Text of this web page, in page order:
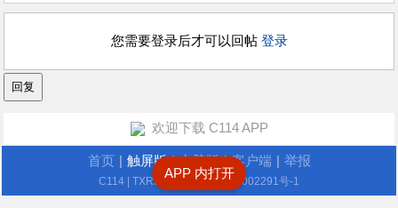
您需要登录后才可以回帖 登录
APP 内打开
欢迎下载 C114 APP
首页 触屏版 | 电脑版 | 客户端 举报
C114 | TXRJY.com 沪ICP备12002291号-1